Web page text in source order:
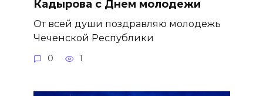
Кадырова с Днем молодежи
От всей души поздравляю молодежь
Чеченской Республики
0 1